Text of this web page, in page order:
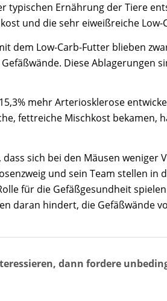
typischen Ernährung der Tiere
und die sehr eiweißreiche Low-
dem Low-Carb-Futter blieben
Diese Ablagerungen
mehr Arteriosklerose
fettreiche Mischkost bekamen,
sich bei den Mäusen weniger
und sein Team stellen in
für die Gefäßgesundheit
daran hindert, die Gefäßwände
dann fordere